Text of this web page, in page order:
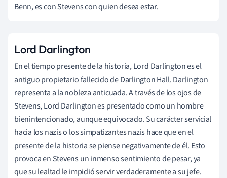
Benn, es con Stevens con quien desea estar.
Lord Darlington
En el tiempo presente de la historia, Lord Darlington es el
antiguo propietario fallecido de Darlington Hall. Darlington
representa a la nobleza anticuada. A través de los ojos de
Stevens, Lord Darlington es presentado como un hombre
bienintencionado, aunque equivocado. Su carácter servicial
hacia los nazis o los simpatizantes nazis hace que en el
presente de la historia se piense negativamente de él. Esto
provoca en Stevens un inmenso sentimiento de pesar, ya
que su lealtad le impidió servir verdaderamente a su jefe.